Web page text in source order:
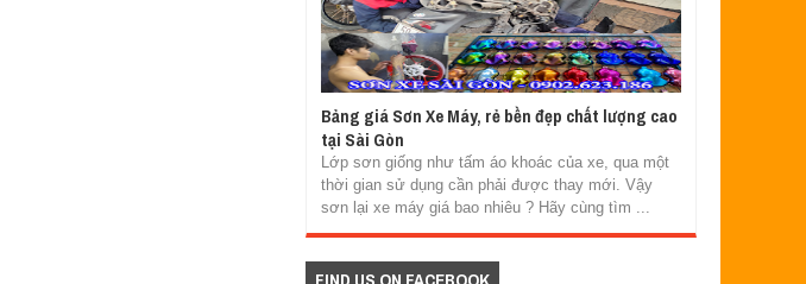
Bảng giá Sơn Xe Máy, rẻ bền đẹp chất lượng cao
tại Sài Gòn
Lớp sơn giống như tấm áo khoác của xe, qua một
thời gian sử dụng cần phải được thay mới. Vậy
sơn lại xe máy giá bao nhiêu ? Hãy cùng tìm ...